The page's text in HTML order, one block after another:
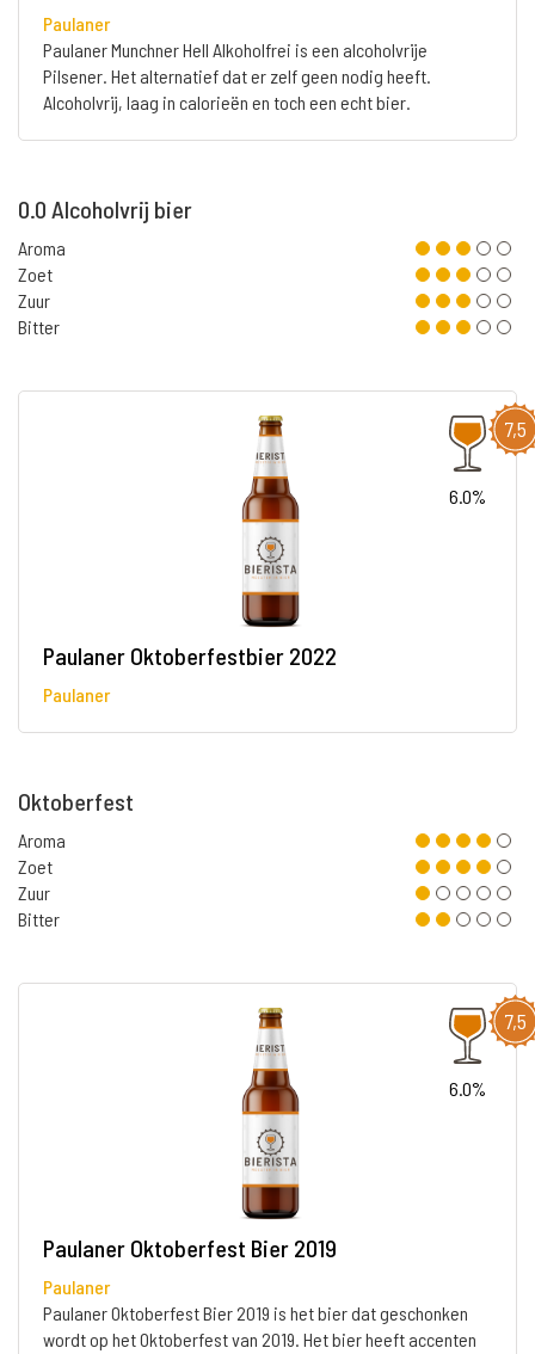
Paulaner
Paulaner Munchner Hell Alkoholfrei is een alcoholvrije
Pilsener. Het alternatief dat er zelf geen nodig heeft.
Alcoholvrij, laag in calorieën en toch een echt bier.
0.0 Alcoholvrij bier
Aroma
Zoet
Zuur
Bitter
7,5
6.0%
Paulaner Oktoberfestbier 2022
Paulaner
Oktoberfest
Aroma
Zoet
Zuur
Bitter
7,5
6.0%
Paulaner Oktoberfest Bier 2019
Paulaner
Paulaner Oktoberfest Bier 2019 is het bier dat geschonken
wordt op het Oktoberfest van 2019. Het bier heeft accenten